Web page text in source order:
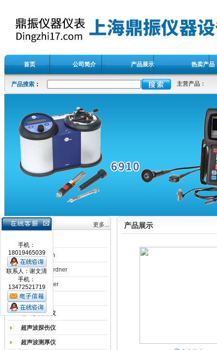
首页 公司简介 产品展示 热卖产品
产品搜索 ： 主营产品：
手机：
18019465039
联系人：谢文清
手机：
13472521719
产品目录 更多...
涂膜机
德国Erichsen
德国BYK-Gardner
英国Elcometer
耐磨试验机
色差仪光泽仪
超声波探伤仪
超声波测厚仪
产品展示